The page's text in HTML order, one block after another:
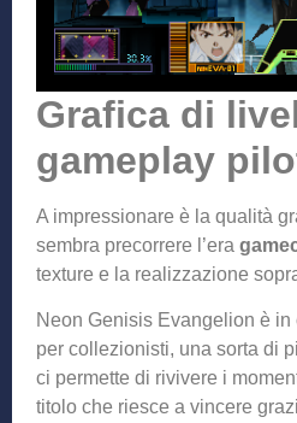
Grafica di
gameplay
A impressionare è la qualità
sembra precorrere l’era
texture e la realizzazione
Neon Genisis Evangelion è
per collezionisti, una sorta di
ci permette di rivivere i
titolo che riesce a vincere